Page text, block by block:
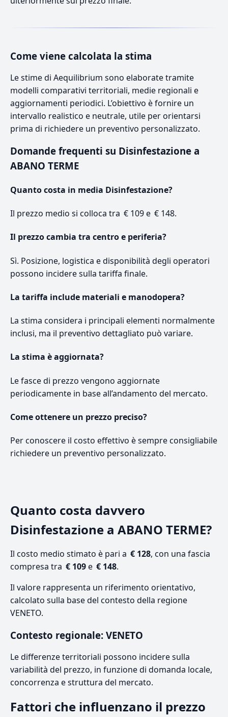
Come viene calcolata la stima
Le stime di Aequilibrium sono elaborate tramite
modelli comparativi territoriali, medie regionali e
aggiornamenti periodici. L’obiettivo è fornire un
intervallo realistico e neutrale, utile per orientarsi
prima di richiedere un preventivo personalizzato.
Domande frequenti su Disinfestazione a
ABANO TERME
Quanto costa in media Disinfestazione?
Il prezzo medio si colloca tra € 109 e € 148.
Il prezzo cambia tra centro e periferia?
Sì. Posizione, logistica e disponibilità degli operatori
possono incidere sulla tariffa finale.
La tariffa include materiali e manodopera?
La stima considera i principali elementi normalmente
inclusi, ma il preventivo dettagliato può variare.
La stima è aggiornata?
Le fasce di prezzo vengono aggiornate
periodicamente in base all’andamento del mercato.
Come ottenere un prezzo preciso?
Per conoscere il costo effettivo è sempre consigliabile
richiedere un preventivo personalizzato.
Quanto costa davvero
Disinfestazione a ABANO TERME?
Il costo medio stimato è pari a € 128, con una fascia
compresa tra € 109e € 148.
Il valore rappresenta un riferimento orientativo,
calcolato sulla base del contesto della regione
VENETO.
Contesto regionale: VENETO
Le differenze territoriali possono incidere sulla
variabilità del prezzo, in funzione di domanda locale,
concorrenza e struttura del mercato.
Fattori che influenzano il prezzo